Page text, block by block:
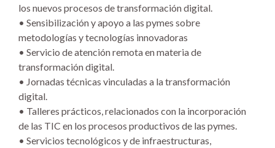
los nuevos procesos de transformación digital.
• Sensibilización y apoyo a las pymes sobre
metodologías y tecnologías innovadoras
• Servicio de atención remota en materia de
transformación digital.
• Jornadas técnicas vinculadas a la transformación
digital.
• Talleres prácticos, relacionados con la incorporación
de las TIC en los procesos productivos de las pymes.
• Servicios tecnológicos y de infraestructuras,